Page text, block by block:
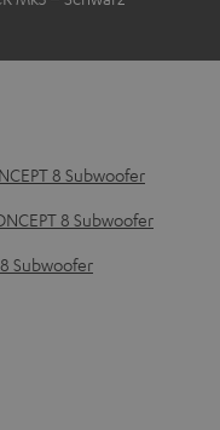
8 Subwoofer
8 Subwoofer
Subwoofer